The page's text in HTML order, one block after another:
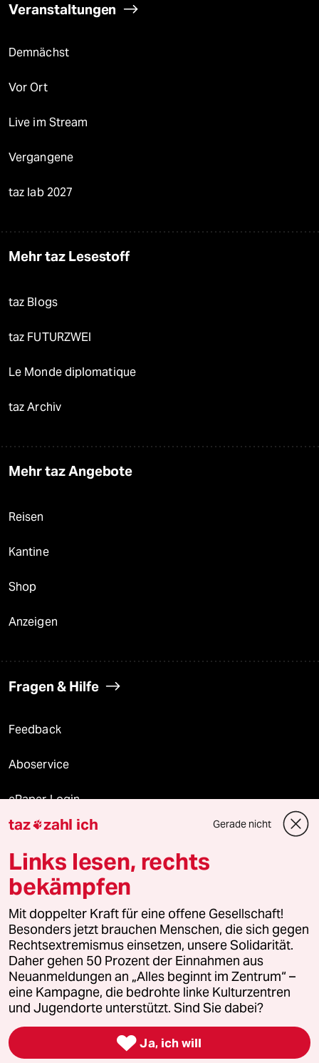
Veranstaltungen
Demnächst
Vor Ort
Live im Stream
Vergangene
taz lab 2027
Mehr taz Lesestoff
taz Blogs
taz FUTURZWEI
Le Monde diplomatique
taz Archiv
Mehr taz Angebote
Reisen
Kantine
Shop
Anzeigen
Fragen & Hilfe
Feedback
Aboservice
ePaper Login
Downloads für Abonnierende
© 2026 taz Verlags und Vertriebs GmbH
Alle Rechte vorbehalten. Bei rechtlichen Fragen oder für Genehmigungen
wenden Sie sich bitte an lizenzen@taz.de
Feedback Redaktionsstatut Kommune-Richtlinien
Leitlinie Informant Datenschutz Impressum AGB
Seitenwende Einwilligungen widerrufen (Ads)
taz zahl ich Gerade nicht
Links lesen, rechts
bekämpfen
Mit doppelter Kraft für eine offene Gesellschaft!
Besonders jetzt brauchen Menschen, die sich gegen
Rechtsextremismus einsetzen, unsere Solidarität.
Daher gehen 50 Prozent der Einnahmen aus
Neuanmeldungen an „Alles beginnt im Zentrum“ –
eine Kampagne, die bedrohte linke Kulturzentren
und Jugendorte unterstützt. Sind Sie dabei?
 Ja, ich will